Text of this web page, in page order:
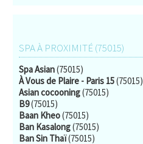
SPA À PROXIMITÉ (75015)
Spa Asian(75015)
À Vous de Plaire - Paris 15(75015)
Asian cocooning(75015)
B9(75015)
Baan Kheo(75015)
Ban Kasalong(75015)
Ban Sin Thaï(75015)